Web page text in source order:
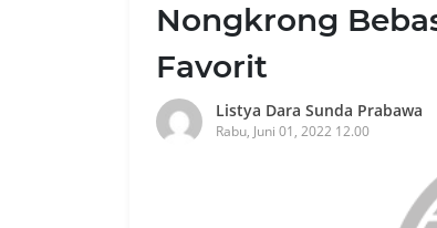
Nongkrong
Favorit
Listya Dara Sunda Prabawa
Rabu, Juni 01, 2022 12.00